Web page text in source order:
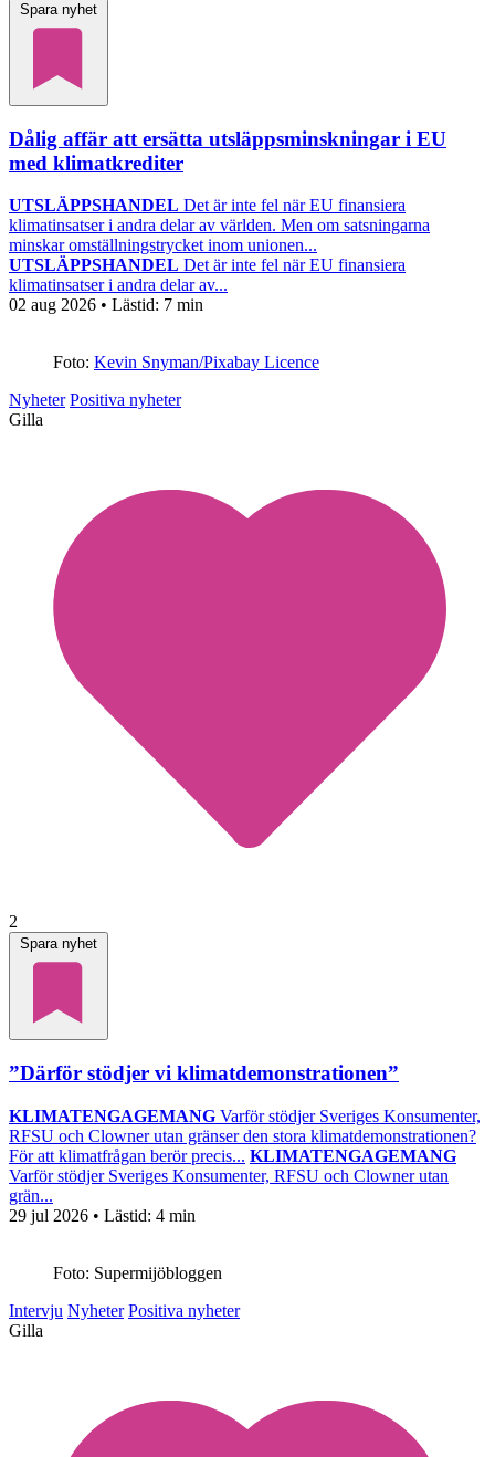
Spara nyhet
Dålig affär att ersätta utsläppsminskningar i EU
med klimatkrediter
UTSLÄPPSHANDEL Det är inte fel när EU finansiera
klimatinsatser i andra delar av världen. Men om satsningarna
minskar omställningstrycket inom unionen...
UTSLÄPPSHANDEL Det är inte fel när EU finansiera
klimatinsatser i andra delar av...
02 aug 2026 • Lästid: 7 min
Foto: Kevin Snyman/Pixabay Licence
Nyheter Positiva nyheter
Gilla
2
Spara nyhet
”Därför stödjer vi klimatdemonstrationen”
KLIMATENGAGEMANG Varför stödjer Sveriges Konsumenter,
RFSU och Clowner utan gränser den stora klimatdemonstrationen?
För att klimatfrågan berör precis... KLIMATENGAGEMANG
Varför stödjer Sveriges Konsumenter, RFSU och Clowner utan
grän...
29 jul 2026 • Lästid: 4 min
Foto: Supermijöbloggen
Intervju Nyheter Positiva nyheter
Gilla